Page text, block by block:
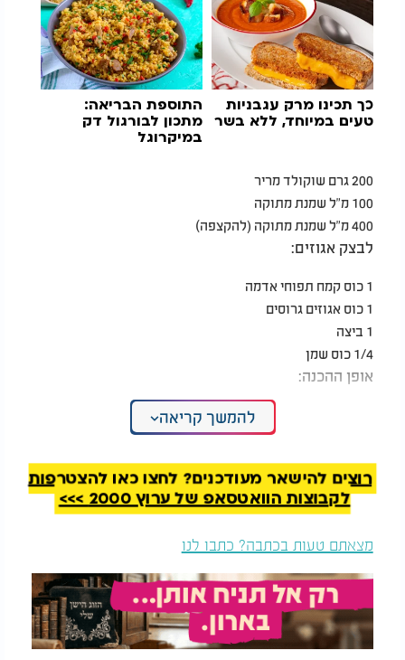
כך תכינו מרק עגבניות
טעים במיוחד, ללא בשר
התוספת הבריאה:
מתכון לבורגול דק
במיקרוגל
200 גרם שוקולד מריר
100 מ"ל שמנת מתוקה
400 מ"ל שמנת מתוקה (להקצפה)
לבצק אגוזים:
1 כוס קמח תפוחי אדמה
1 כוס אגוזים גרוסים
1 ביצה
1/4 כוס שמן
אופן ההכנה:
להמיס את השוקולד המריר יחד עם 100 מ"ל שמנת מתוקה עד
לקבלת תערובת חלקה.
הקצפת השמנת:
להקציף 400 מ"ל שמנת מתוקה עד לקבלת קצפת יציבה.
לקפל בעדינות את השוקולד המומס אל תוך הקצפת עד לקבלת
מוס אחיד.
הכנת בצק האגוזים:
לערבב יחד את כל מרכיבי הבצק - קמח תפוחי אדמה, אגוזים
גרוסים, ביצה ושמן - עד לקבלת תערובת אחידה.
להמשך קריאה
רוצים להישאר מעודכנים? לחצו כאן להצטרפות
לקבוצות הוואטסאפ של ערוץ 2000 >>>
מצאתם טעות בכתבה? כתבו לנו